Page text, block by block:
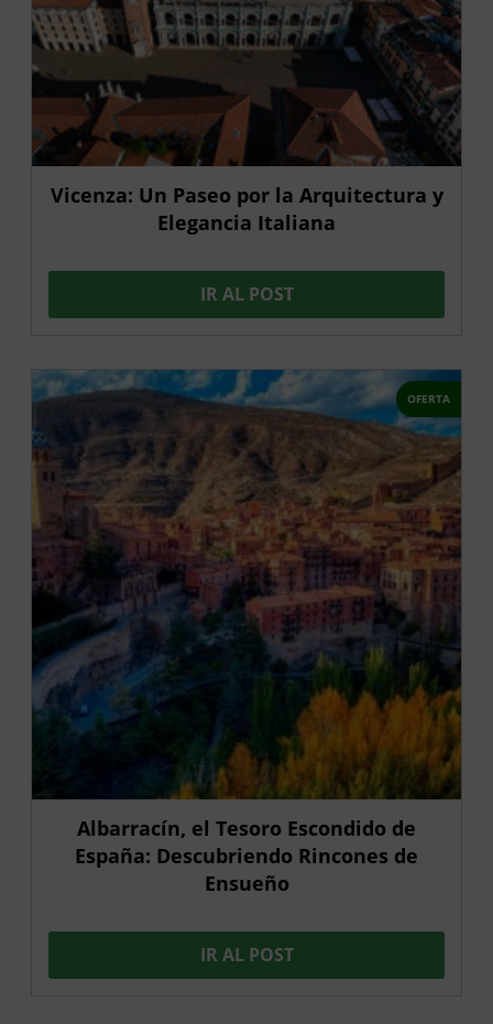
Vicenza: Un Paseo por la Arquitectura y
Elegancia Italiana
IR AL POST
OFERTA
Albarracín, el Tesoro Escondido de
España: Descubriendo Rincones de
Ensueño
IR AL POST